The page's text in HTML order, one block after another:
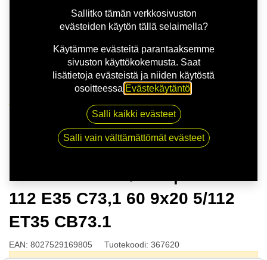
MSW 74 G.BLK/POL | 9X20 5-112 E35 C73,1 60 9x20
5/112 ET35 CB73.1
112 E35 C73,1 60 9x20 5/112
ET35 CB73.1
EAN: 8027529169805 Tuotekoodi: 367620
Sallitko tämän verkkosivuston
evästeiden käytön tällä selaimella?
Käytämme evästeitä parantaaksemme
sivuston käyttökokemusta. Saat
lisätietoja evästeistä ja niiden käytöstä
osoitteessa Evästekäytäntö
Salli kaikki evästeet
Salli vain välttämättömät evästeet